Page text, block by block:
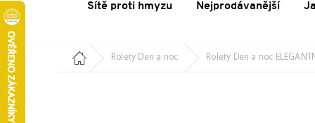
Sítě proti hmyzu
Nejprodávanější
Domů Rolety Den a noc Rolety Den a noc